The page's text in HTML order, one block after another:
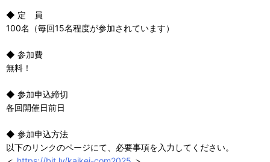
◆ 定 員
100名（毎回15名程度が参加されています）
◆ 参加費
無料！
◆ 参加申込締切
各回開催日前日
◆ 参加申込方法
以下のリンクのページにて、必要事項を入力してください。